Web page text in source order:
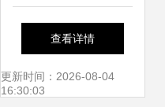
批发 本地网络设备
制造企业的新兴供
查看详情
更新时间：2026-08-04
16:30:03